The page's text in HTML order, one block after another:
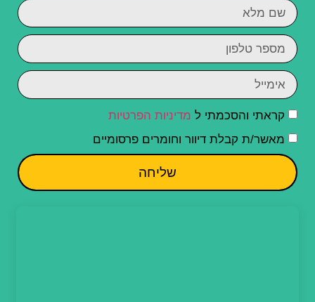
קראתי והסכמתי ל מדיניות הפרטיות
מאשר/ת קבלת דיוור וחומרים פרסומיים
שליחה